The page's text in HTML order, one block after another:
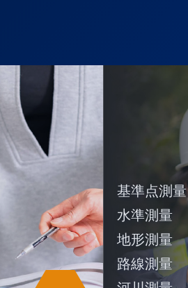
基準点測量
水準測量
地形測量
路線測量